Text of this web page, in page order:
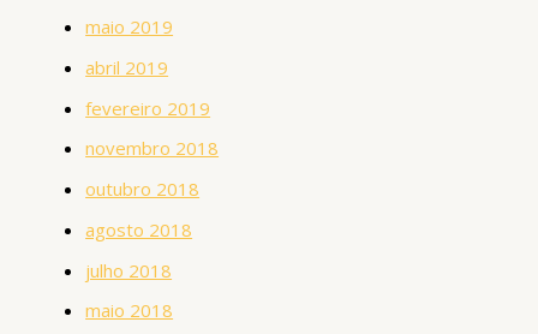
maio 2019
abril 2019
fevereiro 2019
novembro 2018
outubro 2018
agosto 2018
julho 2018
maio 2018